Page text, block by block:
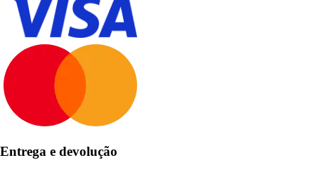
Entrega e devolução